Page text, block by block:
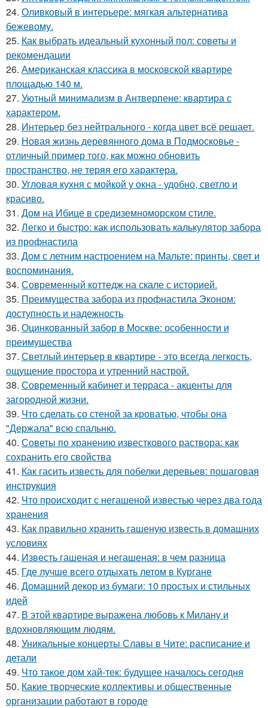
24. Оливковый в интерьере: мягкая альтернатива
бежевому.
25. Как выбрать идеальный кухонный пол: советы и
рекомендации
26. Американская классика в московской квартире
площадью 140 м.
27. Уютный минимализм в Антверпене: квартира с
характером.
28. Интерьер без нейтрального - когда цвет всё решает.
29. Новая жизнь деревянного дома в Подмосковье -
отличный пример того, как можно обновить
пространство, не теряя его характера.
30. Угловая кухня с мойкой у окна - удобно, светло и
красиво.
31. Дом на Ибице в средиземноморском стиле.
32. Легко и быстро: как использовать калькулятор забора
из профнастила
33. Дом с летним настроением на Мальте: принты, свет и
воспоминания.
34. Современный коттедж на скале с историей.
35. Преимущества забора из профнастила Эконом:
доступность и надежность
36. Оцинкованный забор в Москве: особенности и
преимущества
37. Светлый интерьер в квартире - это всегда легкость,
ощущение простора и утренний настрой.
38. Современный кабинет и терраса - акценты для
загородной жизни.
39. Что сделать со стеной за кроватью, чтобы она
"Держала" всю спальню.
40. Советы по хранению известкового раствора: как
сохранить его свойства
41. Как гасить известь для побелки деревьев: пошаговая
инструкция
42. Что происходит с негашеной известью через два года
хранения
43. Как правильно хранить гашеную известь в домашних
условиях
44. Известь гашеная и негашеная: в чем разница
45. Где лучше всего отдыхать летом в Кургане
46. Домашний декор из бумаги: 10 простых и стильных
идей
47. В этой квартире выражена любовь к Милану и
вдохновляющим людям.
48. Уникальные концерты Славы в Чите: расписание и
детали
49. Что такое дом хай-тек: будущее началось сегодня
50. Какие творческие коллективы и общественные
организации работают в городе